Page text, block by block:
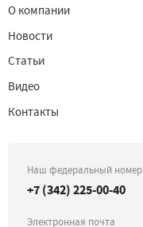
О компании
Новости
Статьи
Видео
Контакты
Наш федеральный номер
+7 (342) 225-00-40
Электронная почта